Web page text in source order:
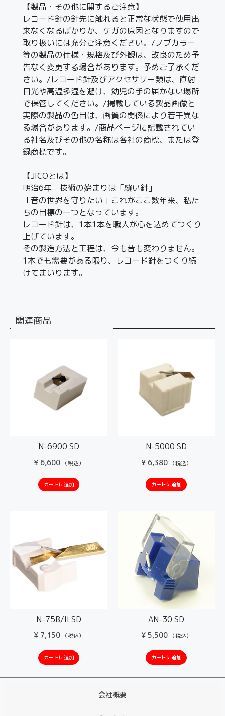
【製品・その他に関するご注意】
レコード針の針先に触れると正常な状態で使用出
来なくなるばかりか、ケガの原因となりますので
取り扱いには充分ご注意ください。/ノブカラー
等の製品の仕様・規格及び外観は、改良のため予
告なく変更する場合があります。予めご了承くだ
さい。/レコード針及びアクセサリー類は、直射
日光や高温多湿を避け、幼児の手の届かない場所
で保管してください。/掲載している製品画像と
実際の製品の色目は、画質の関係により若干異な
る場合があります。/商品ページに記載されてい
る社名及びその他の名称は各社の商標、または登
録商標です。
【JICOとは】
明治6年 技術の始まりは「縫い針」
「音の世界を守りたい」これがここ数年来、私た
ちの目標の一つとなっています。
レコード針は、1本1本を職人が心を込めてつくり
上げています。
その製造方法と工程は、今も昔も変わりません。
1本でも需要がある限り、レコード針をつくり続
けてまいります。
関連商品
N-6900 SD
¥6,600 （税込）
カートに追加
N-5000 SD
¥6,380 （税込）
カートに追加
N-75B/II SD
¥7,150 （税込）
カートに追加
AN-30 SD
¥5,500 （税込）
カートに追加
会社概要